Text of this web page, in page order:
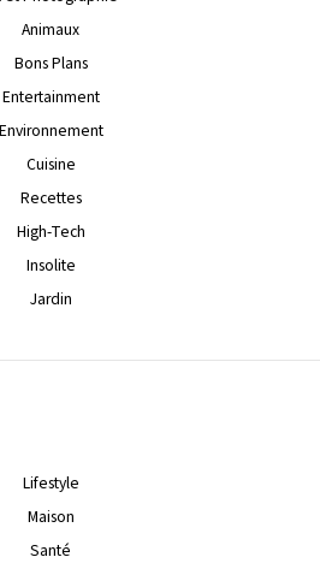
Animaux
Bons Plans
Entertainment
Environnement
Cuisine
Recettes
High-Tech
Insolite
Jardin
Lifestyle
Maison
Santé